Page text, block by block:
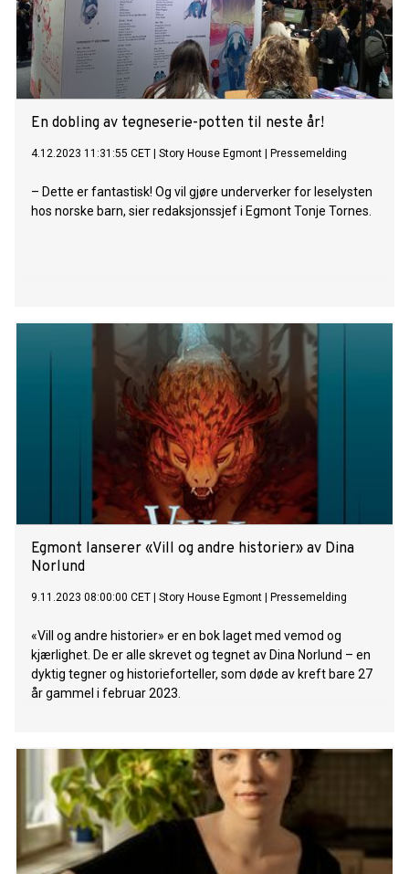
En dobling av tegneserie-potten til neste år!
4.12.2023 11:31:55 CET Story House Egmont Pressemelding
– Dette er fantastisk! Og vil gjøre underverker for leselysten
hos norske barn, sier redaksjonssjef i Egmont Tonje Tornes.
Egmont lanserer «Vill og andre historier» av Dina
Norlund
9.11.2023 08:00:00 CET Story House Egmont Pressemelding
«Vill og andre historier» er en bok laget med vemod og
kjærlighet. De er alle skrevet og tegnet av Dina Norlund – en
dyktig tegner og historieforteller, som døde av kreft bare 27
år gammel i februar 2023.